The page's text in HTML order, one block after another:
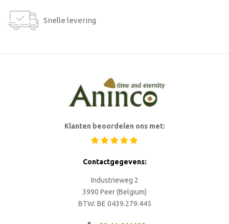
Snelle levering
Klanten beoordelen ons met:
Contactgegevens:
Industrieweg 2
3990 Peer (Belgium)
BTW: BE 0439.279.445